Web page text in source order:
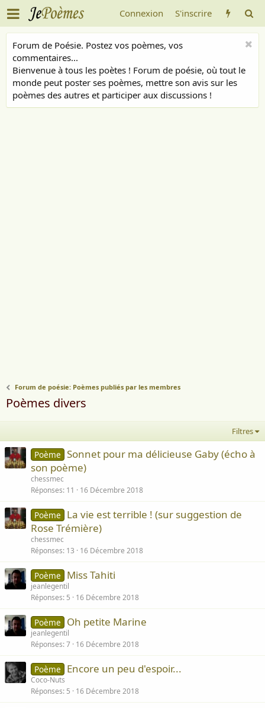
Connexion S'inscrire
Forum de Poésie. Postez vos poèmes, vos
commentaires...
Bienvenue à tous les poètes ! Forum de poésie, où tout le
monde peut poster ses poèmes, mettre son avis sur les
poèmes des autres et participer aux discussions !
Forum de poésie: Poèmes publiés par les membres
Poèmes divers
Filtres
Poème Sonnet pour ma délicieuse Gaby (écho à
son poème)
chessmec
Réponses 11 16 Décembre 2018
Poème
La vie est terrible ! (sur suggestion de
Rose Trémière)
chessmec
Réponses 13 16 Décembre 2018
Poème Miss Tahiti
jeanlegentil
Réponses 5 16 Décembre 2018
Poème Oh petite Marine
jeanlegentil
Réponses 7 16 Décembre 2018
Poème Encore un peu d'espoir...
Coco-Nuts
Réponses 5 16 Décembre 2018